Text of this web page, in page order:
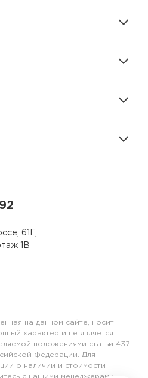
61Г,
1В
на данном сайте, носит
характер и не является
положениями статьи 437
Федерации. Для
о наличии и стоимости
с нашими менеджерами.